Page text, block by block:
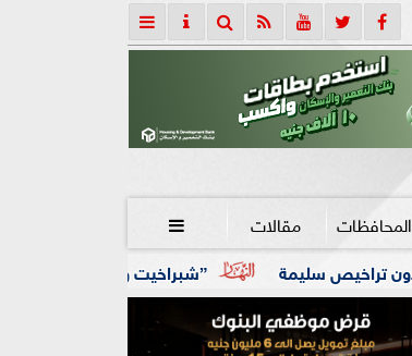
المحافظات مقالات 
”شبراخيت وبدر” ضمن أفضل 10 وحدات محلية على مستوى الجمهورية بالدورة الخامسة لجائزة مصر للتميز الحكومي